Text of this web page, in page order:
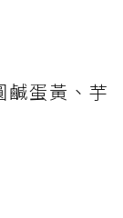
鹹蛋黃、芋